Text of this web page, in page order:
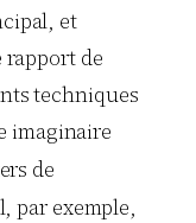
et
rapport de
techniques
imaginaire
de
par exemple,